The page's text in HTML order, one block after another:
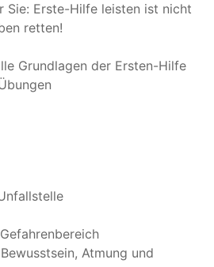
Sie: Erste-Hilfe leisten ist nicht
retten!
Grundlagen der Ersten-Hilfe
Atmung und